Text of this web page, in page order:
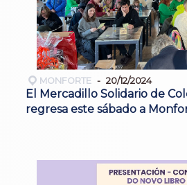
MONFORTE 20/12/2024
El Mercadillo Solidario de
regresa este sábado a